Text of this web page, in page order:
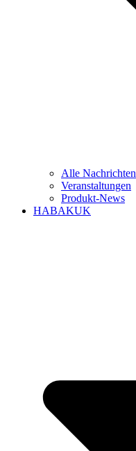
Alle Nachrichten
Veranstaltungen
Produkt-News
HABAKUK